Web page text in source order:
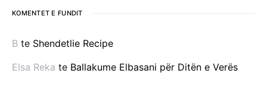
KOMENTET E FUNDIT
B te Shendetlie Recipe
Elsa Reka te Ballakume Elbasani për Ditën e Verës